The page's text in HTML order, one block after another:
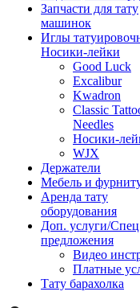
Запчасти для тату
машинок
Иглы
Носики-лейки
Good Luck
Excalibur
Kwadron
Classic
Needles
Носики-
WJX
Держатели
Мебель и
Аренда тату
оборудования
Доп. услуги/
предложения
Видео
Платные
Тату барахолка